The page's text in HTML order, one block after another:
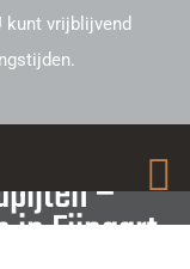
kunt vrijblijvend
–
in Fijnaart